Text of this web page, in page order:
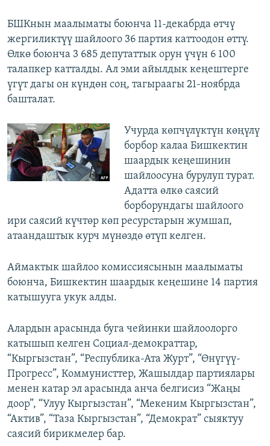
БШКнын маалыматы боюнча 11-декабрда өтчү
жергиликтүү шайлоого 36 партия каттоодон өттү.
Өлкө боюнча 3 685 депутаттык орун үчүн 6 100
талапкер катталды. Ал эми айылдык кеңештерге
үгүт дагы он күндөн соң, тагыраагы 21-ноябрда
башталат.
Учурда көпчүлүктүн көңүлү
борбор калаа Бишкектин
шаардык кеңешинин
шайлоосуна бурулуп турат.
Адатта өлкө саясий
борборундагы шайлоого
ири саясий күчтөр көп ресурстарын жумшап,
атаандаштык курч мүнөздө өтүп келген.
Аймактык шайлоо комиссиясынын маалыматы
боюнча, Бишкектин шаардык кеңешине 14 партия
катышууга укук алды.
Алардын арасында буга чейинки шайлоолорго
катышып келген Социал-демократтар,
“Кыргызстан”, “Республика-Ата Журт”, “Өнүгүү-
Прогресс”, Коммунисттер, Жашылдар партиялары
менен катар эл арасында анча белгисиз “Жаңы
доор”, “Улуу Кыргызстан”, “Мекеним Кыргызстан”,
“Актив”, “Таза Кыргызстан”, “Демократ” сыяктуу
саясий бирикмелер бар.